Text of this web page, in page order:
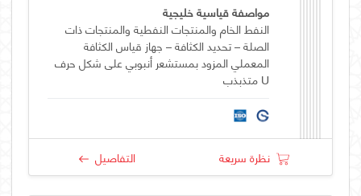
مواصفة قياسية خليجية
النفط الخام والمنتجات النفطية والمنتجات ذات
الصلة – تحديد الكثافة – جهاز قياس الكثافة
المعملي المزود بمستشعر أنبوبي على شكل حرف
U متذبذب
نظرة سريعة التفاصيل